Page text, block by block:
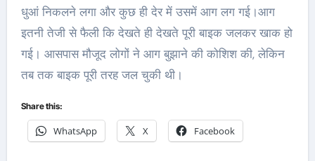
धुआं निकलने लगा और कुछ ही देर में उसमें आग लग गई।आग
इतनी तेजी से फैली कि देखते ही देखते पूरी बाइक जलकर खाक हो
गई। आसपास मौजूद लोगों ने आग बुझाने की कोशिश की, लेकिन
तब तक बाइक पूरी तरह जल चुकी थी।
Share this:
WhatsApp X Facebook